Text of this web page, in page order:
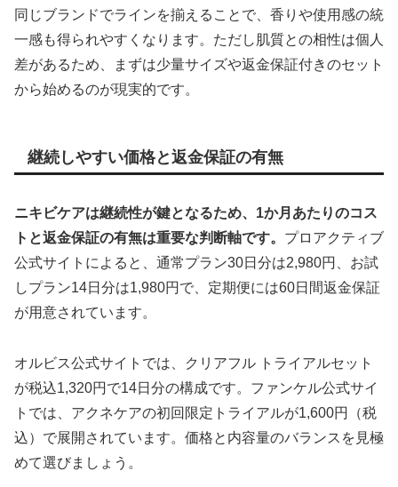
同じブランドでラインを揃えることで、香りや使用感の統
一感も得られやすくなります。ただし肌質との相性は個人
差があるため、まずは少量サイズや返金保証付きのセット
から始めるのが現実的です。
継続しやすい価格と返金保証の有無
ニキビケアは継続性が鍵となるため、1か月あたりのコス
トと返金保証の有無は重要な判断軸です。 プロアクティブ
公式サイトによると、通常プラン30日分は2,980円、お試
しプラン14日分は1,980円で、定期便には60日間返金保証
が用意されています。
オルビス公式サイトでは、クリアフル トライアルセット
が税込1,320円で14日分の構成です。ファンケル公式サイ
トでは、アクネケアの初回限定トライアルが1,600円（税
込）で展開されています。価格と内容量のバランスを見極
めて選びましょう。